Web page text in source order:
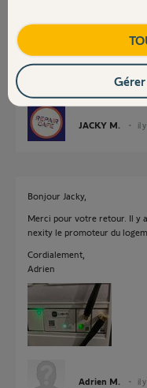
Bonjour Adrien
C'est une Tahoma purement
partenaire sur le boitier ?
JACKY M. il
Bonjour Jacky,
Merci pour votre retour. Il y
nexity le promoteur du
Cordialement,
Adrien
Adrien M. il